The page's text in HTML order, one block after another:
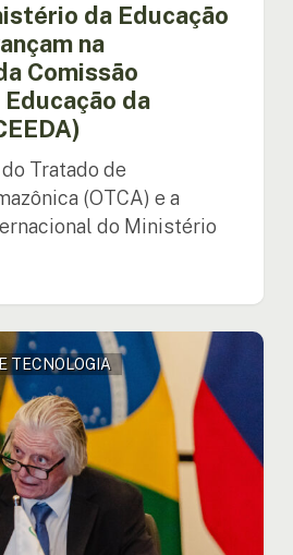
da Educação
na
Comissão
da
Tratado de
(OTCA) e a
do Ministério
TECNOLOGIA